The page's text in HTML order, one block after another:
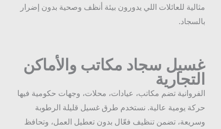
مثالية للعائلات اللي يدورون بيئة أنظف وصحية بدون إضرار
بالسجاد.
غسيل سجاد مكاتب والأماكن
التجارية
الفروانية تضم مكاتب، عيادات، محلات، وجهات حكومية فيها
حركة يومية عالية. نستخدم طرق غسيل قليلة الرطوبة
وسريعة، تضمن تنظيف فعّال بدون تعطيل العمل، وتحافظ